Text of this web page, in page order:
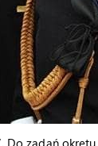
Do zadań